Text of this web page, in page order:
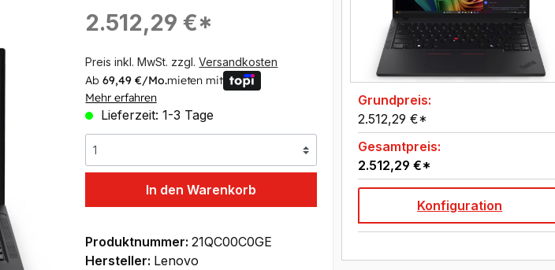
Regulärer Preis:
2.512,29 €*
Preis inkl. MwSt. zzgl.Versandkosten
Ab69,49 €/Mo.mieten mit
Mehr erfahren
Lieferzeit: 1-3 Tage
In den Warenkorb
Produktnummer:21QC00C0GE
Hersteller: Lenovo
Grundpreis:
2.512,29 €*
Gesamtpreis:
2.512,29 €*
Konfiguration